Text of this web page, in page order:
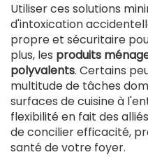
Utiliser ces solutions
d'intoxication
propre et sécuritaire
plus, les produits
polyvalents. Certains
multitude de tâches
surfaces de cuisine à
flexibilité en fait des
de concilier efficacité,
santé de votre foyer.